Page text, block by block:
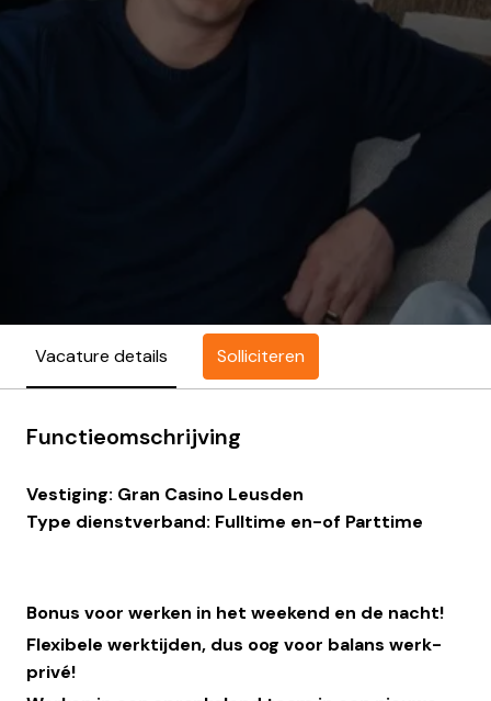
Vacature details Solliciteren
Functieomschrijving
Vestiging: Gran Casino Leusden
Type dienstverband: Fulltime en-of Parttime
Bonus voor werken in het weekend en de nacht!
Flexibele werktijden, dus oog voor balans werk-
privé!